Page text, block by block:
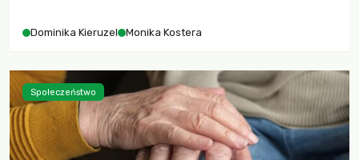
Dominika Kieruzel Monika Kostera
Społeczeństwo